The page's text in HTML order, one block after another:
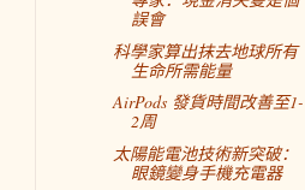
誤會
科學家算出抹去地球所有
生命所需能量
AirPods 發貨時間改善至1-
2周
太陽能電池技術新突破：
眼鏡變身手機充電器